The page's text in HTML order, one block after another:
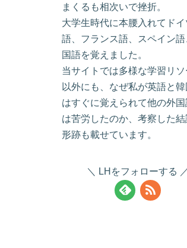
まくるも相次いで挫折。
大学生時代に本腰入れてドイ
語、フランス語、スペイン語
国語を覚えました。
当サイトでは多様な学習リソ
以外にも、なぜ私が英語と
はすぐに覚えられて他の外
は苦労したのか、考察した
形跡も載せています。
LHをフォローする